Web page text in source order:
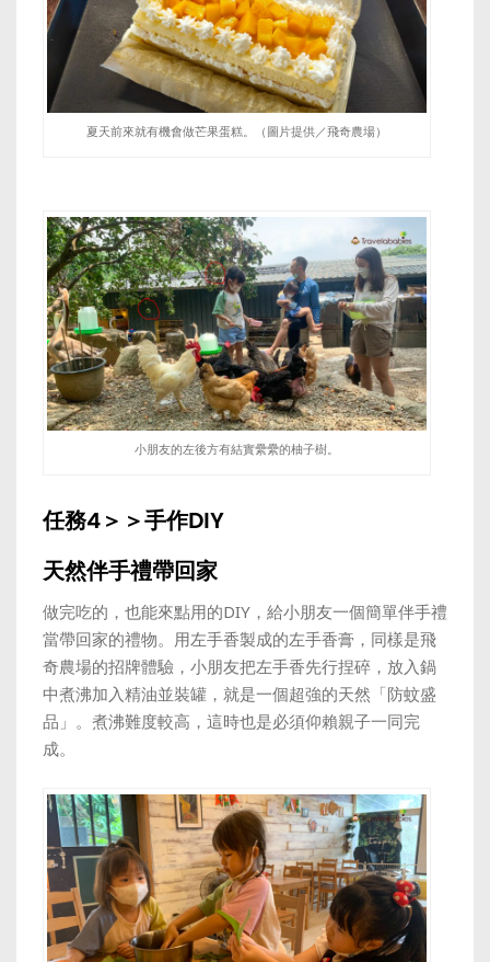
夏天前來就有機會做芒果蛋糕。（圖片提供／飛奇農場）
小朋友的左後方有結實纍纍的柚子樹。
任務4＞＞手作DIY
天然伴手禮帶回家
做完吃的，也能來點用的DIY，給小朋友一個簡單伴手禮
當帶回家的禮物。用左手香製成的左手香膏，同樣是飛
奇農場的招牌體驗，小朋友把左手香先行捏碎，放入鍋
中煮沸加入精油並裝罐，就是一個超強的天然「防蚊盛
品」。煮沸難度較高，這時也是必須仰賴親子一同完
成。